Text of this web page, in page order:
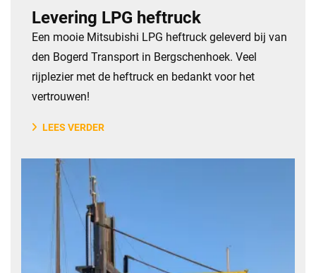
Levering LPG heftruck
​Een mooie Mitsubishi LPG heftruck geleverd bij van
den Bogerd Transport in Bergschenhoek. Veel
rijplezier met de heftruck en bedankt voor het
vertrouwen!
LEES VERDER